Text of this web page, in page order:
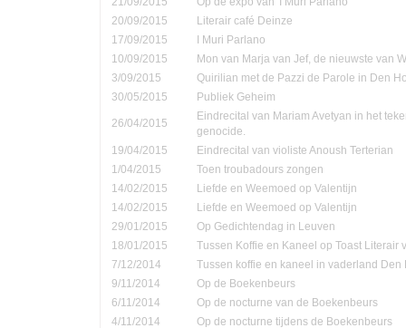
20/09/2015
Literair café Deinze
17/09/2015
I Muri Parlano
10/09/2015
Mon van Marja van Jef, de nieuwste van
3/09/2015
Quirilian met de Pazzi de Parole in Den
30/05/2015
Publiek Geheim
26/04/2015
Eindrecital van Mariam Avetyan in het
genocide.
19/04/2015
Eindrecital van violiste Anoush Terterian
1/04/2015
Toen troubadours zongen
14/02/2015
Liefde en Weemoed op Valentijn
14/02/2015
Liefde en Weemoed op Valentijn
29/01/2015
Op Gedichtendag in Leuven
18/01/2015
Tussen Koffie en Kaneel op Toast Literair
7/12/2014
Tussen koffie en kaneel in vaderland Den
9/11/2014
Op de Boekenbeurs
6/11/2014
Op de nocturne van de Boekenbeurs
4/11/2014
Op de nocturne tijdens de Boekenbeurs